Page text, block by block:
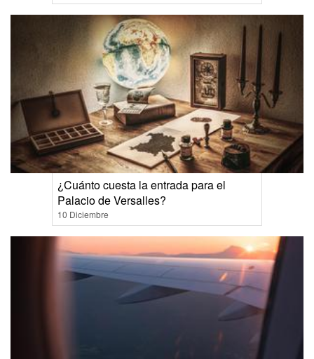
¿Cuánto cuesta la entrada para el
Palacio de Versalles?
10 Diciembre